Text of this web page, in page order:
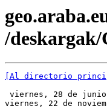
/deskargak/
[Al directorio
viernes, 28 de
viernes, 22 de